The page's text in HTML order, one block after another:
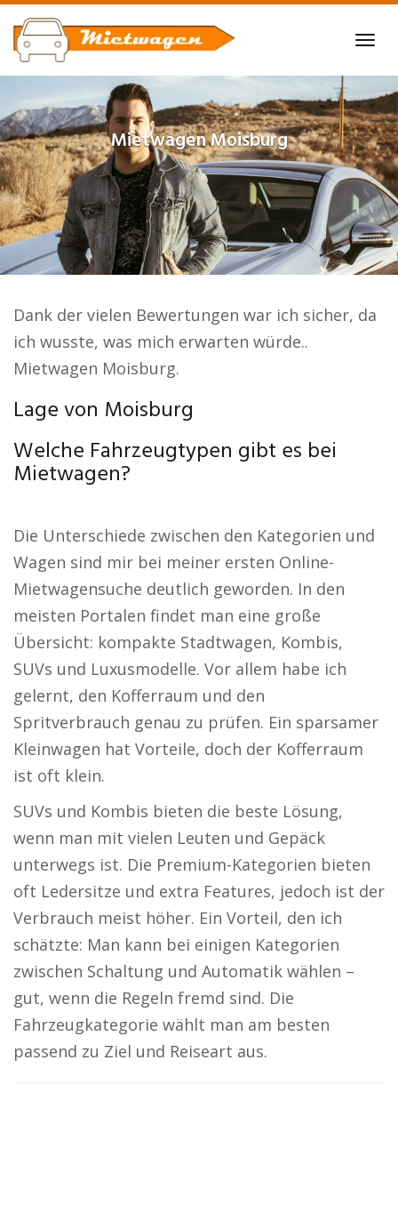
Skip
to
main
content
MietwagenMoisburg
Dank der vielen Bewertungen war ich sicher, da
ich wusste, was mich erwarten würde..
Mietwagen Moisburg.
Lage von Moisburg
Welche Fahrzeugtypen gibt es bei
Mietwagen?
Die Unterschiede zwischen den Kategorien und
Wagen sind mir bei meiner ersten Online-
Mietwagensuche deutlich geworden. In den
meisten Portalen findet man eine große
Übersicht: kompakte Stadtwagen, Kombis,
SUVs und Luxusmodelle. Vor allem habe ich
gelernt, den Kofferraum und den
Spritverbrauch genau zu prüfen. Ein sparsamer
Kleinwagen hat Vorteile, doch der Kofferraum
ist oft klein.
SUVs und Kombis bieten die beste Lösung,
wenn man mit vielen Leuten und Gepäck
unterwegs ist. Die Premium-Kategorien bieten
oft Ledersitze und extra Features, jedoch ist der
Verbrauch meist höher. Ein Vorteil, den ich
schätzte: Man kann bei einigen Kategorien
zwischen Schaltung und Automatik wählen –
gut, wenn die Regeln fremd sind. Die
Fahrzeugkategorie wählt man am besten
passend zu Ziel und Reiseart aus.